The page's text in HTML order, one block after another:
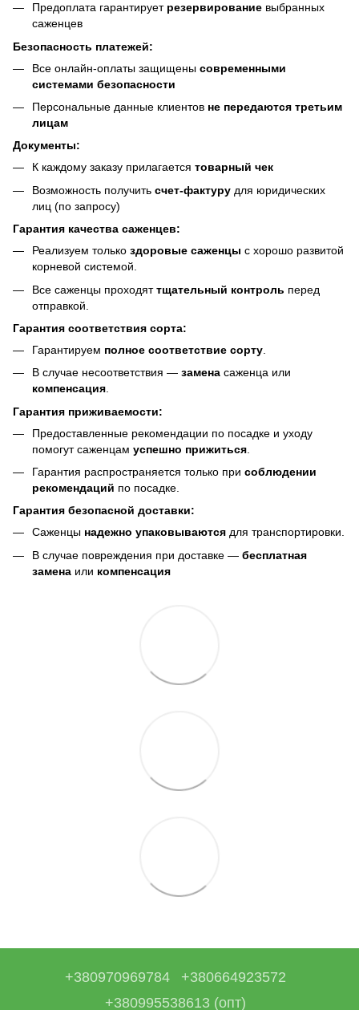
Предоплата гарантирует резервирование выбранных
саженцев
Безопасность платежей:
Все онлайн-оплаты защищены современными
системами безопасности
Персональные данные клиентов не передаются третьим
лицам
Документы:
К каждому заказу прилагается товарный чек
Возможность получить счет-фактуру для юридических
лиц (по запросу)
Гарантия качества саженцев:
Реализуем только здоровые саженцы с хорошо развитой
корневой системой.
Все саженцы проходяттщательный контроль перед
отправкой.
Гарантия соответствия сорта:
Гарантируем полное соответствие сорту
В случае несоответствия — замена саженца или
компенсация.
Гарантия приживаемости:
Предоставленные рекомендации по посадке и уходу
помогут саженцам успешно прижиться
Гарантия распространяется только при соблюдении
рекомендаций по посадке.
Гарантия безопасной доставки:
Саженцы надежно упаковываются для транспортировки.
В случае повреждения при доставке — бесплатная
замена или компенсация
+380970969784
+380664923572
+380995538613 (опт)